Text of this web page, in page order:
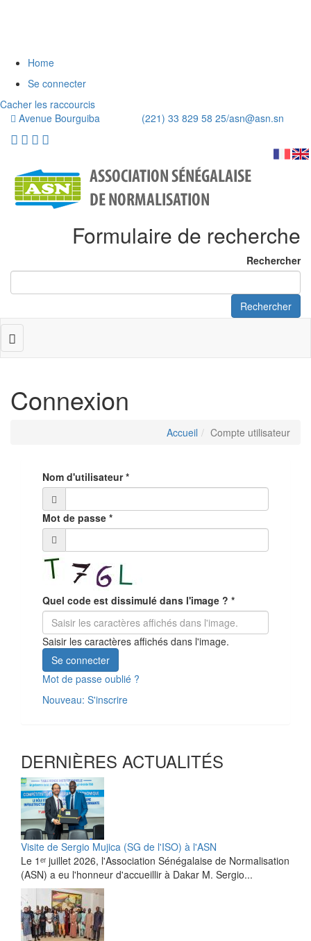
Home
Se connecter
Cacher les raccourcis
Avenue Bourguiba (221) 33 829 58 25/asn@asn.sn
Formulaire de recherche
Rechercher
Rechercher
Toggle
navigation
Connexion
Accueil Compte utilisateur
Nom d'utilisateur*
Mot de passe *
Quel code est dissimulé dans l'image ? *
Saisir les caractères affichés dans l'image.
Se connecter
Mot de passe oublié ?
Nouveau: S'inscrire
DERNIÈRES ACTUALITÉS
Visite de Sergio Mujica (SG de l'ISO) à l'ASN
Le 1ᵉʳ juillet 2026, l'Association Sénégalaise de Normalisation
(ASN) a eu l'honneur d'accueillir à Dakar M. Sergio...